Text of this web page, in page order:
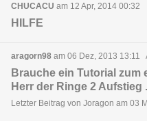
CHUCACU am 12 Apr, 2014 00:32
HILFE
aragorn98 am 06 Dez, 2013 13:11
Brauche ein Tutorial zum
Herr der Ringe 2 Aufstieg
Letzter Beitrag von Joragon am 03